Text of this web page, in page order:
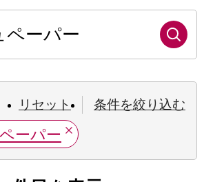
リセット 条件を絞り込む
ーパー